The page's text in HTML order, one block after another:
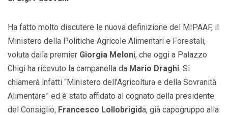
Ha fatto molto discutere le nuova definizione del MIPAAF, il
Ministero della Politiche Agricole Alimentari e Forestali,
voluta dalla premier Giorgia Meloni, che oggi a Palazzo
Chigi ha ricevuto la campanella da Mario Draghi. Si
chiamerà infatti “Ministero dell’Agricoltura e della Sovranità
Alimentare” ed è stato affidato al cognato della presidente
del Consiglio, Francesco Lollobrigida, già capogruppo alla